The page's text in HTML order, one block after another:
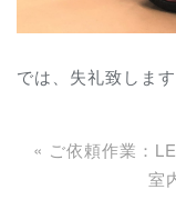
では、失礼致します
« ご依頼作業：
室